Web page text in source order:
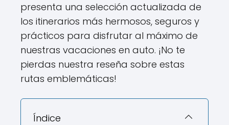
presenta una selección actualizada de
los itinerarios más hermosos, seguros y
prácticos para disfrutar al máximo de
nuestras vacaciones en auto. ¡No te
pierdas nuestra reseña sobre estas
rutas emblemáticas!
Índice